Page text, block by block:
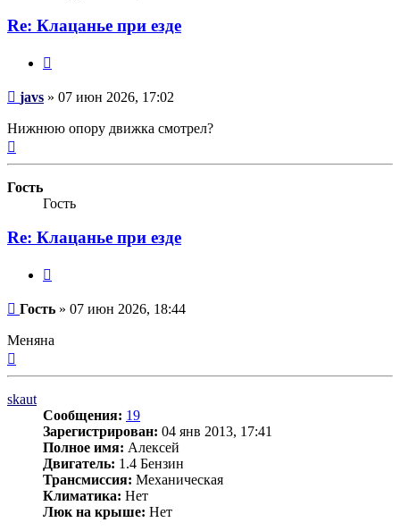
Re: Клацанье при езде
Сообщение
javs » 07 июн 2026, 17:02
Нижнюю опору движка смотрел?
Гость
Гость
Re: Клацанье при езде
Сообщение
Гость » 07 июн 2026, 18:44
Меняна
skaut
Сообщения: 19
Зарегистрирован: 04 янв 2013, 17:41
Полное имя: Алексей
Двигатель: 1.4 Бензин
Трансмиссия: Механическая
Климатика: Нет
Люк на крыше: Нет